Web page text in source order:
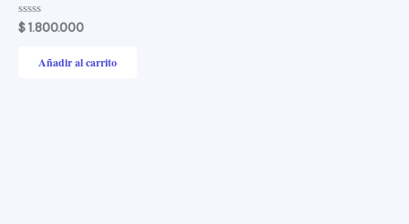
Valorado
con
$1.800.000
Añadir al carrito